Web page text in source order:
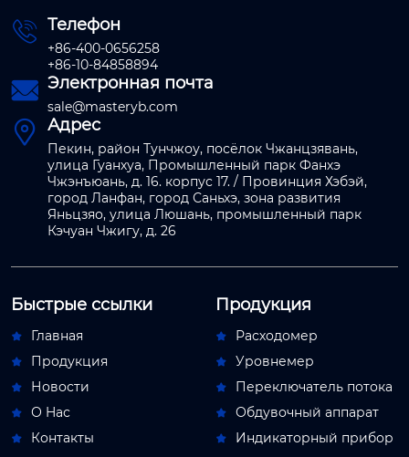
 Телефон
+86-400-0656258
+86-10-84858894
 Электронная почта
sale@masteryb.com
 Адрес
Пекин, район Тунчжоу, посёлок Чжанцзявань,
улица Гуанхуа, Промышленный парк Фанхэ
Чжэнъюань, д. 16. корпус 17. / Провинция Хэбэй,
город Ланфан, город Саньхэ, зона развития
Яньцзяо, улица Люшань, промышленный парк
Кэчуан Чжигу, д. 26
Быстрые ссылки
 Главная
 Продукция
 Новости
 О Hас
 Контакты
Продукция
 Расходомер
 Уровнемер
 Переключатель потока
 Обдувочный аппарат
 Индикаторный прибор